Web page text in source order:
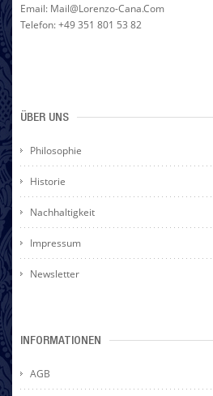
Email: Mail@lorenzo-Cana.com
Telefon: +49 351 801 53 82
ÜBER UNS
Philosophie
Historie
Nachhaltigkeit
Impressum
Newsletter
INFORMATIONEN
AGB